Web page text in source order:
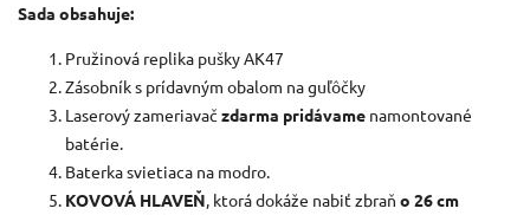
Sada obsahuje:
Pružinová replika pušky AK47
Zásobník s prídavným obalom na guľôčky
Laserový zameriavač zdarma pridávame namontované
batérie.
Baterka svietiaca na modro.
KOVOVÁ HLAVEŇ, ktorá dokáže nabiť zbraň o 26 cm